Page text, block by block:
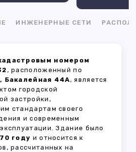
ИНЖЕНЕРНЫЕ СЕТИ
номером
, расположенный по
Бакалейная 44А, является
городской
застройки,
стандартам своего
и современным
Здание было
году и относится к
рассчитанных на